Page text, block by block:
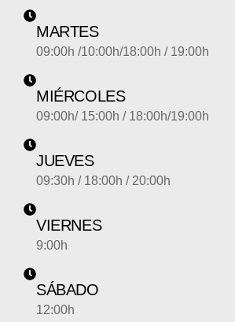
MARTES
09:00h /10:00h/18:00h / 19:00h
MIÉRCOLES
09:00h/ 15:00h / 18:00h/19:00h
JUEVES
09:30h / 18:00h / 20:00h
VIERNES
9:00h
SÁBADO
12:00h